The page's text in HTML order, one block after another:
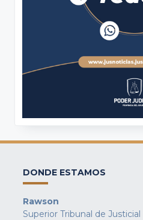
DONDE ESTAMOS
Rawson
Superior Tribunal de Justicial